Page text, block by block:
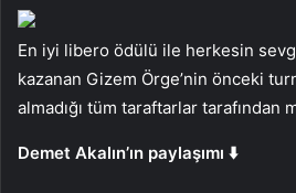
En iyi libero ödülü ile herkesin
kazanan Gizem Örge’nin önceki
almadığı tüm taraftarlar tarafından
Demet Akalın’ın paylaşımı ⬇️